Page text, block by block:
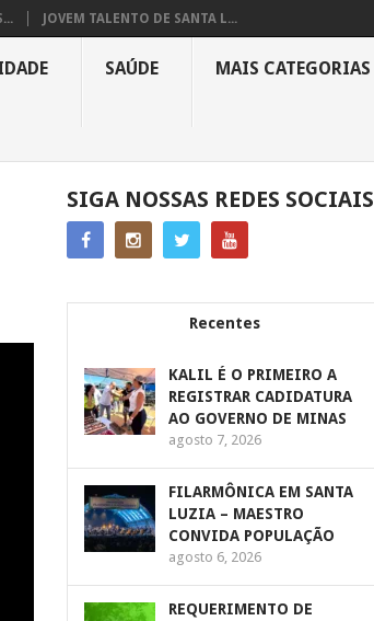
JOVEM TALENTO DE SANTA L...
SAÚDE MAIS CATEGORIAS
SIGA NOSSAS REDES SOCIAIS
Recentes
KALIL É O PRIMEIRO A
REGISTRAR CADIDATURA
AO GOVERNO DE MINAS
agosto 7, 2026
FILARMÔNICA EM SANTA
LUZIA – MAESTRO
CONVIDA POPULAÇÃO
agosto 6, 2026
REQUERIMENTO DE